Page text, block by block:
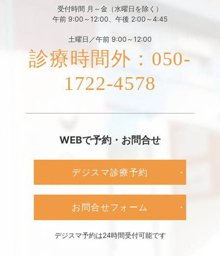
受付時間 月～金（水曜日を除く）
午前 9:00～12:00、午後 2:00～4:45
土曜日／午前 9:00～12:00
診療時間外：050-
1722-4578
WEBで予約・お問合せ
デジスマ診療予約
お問合せフォーム
デジスマ予約は24時間受付可能です